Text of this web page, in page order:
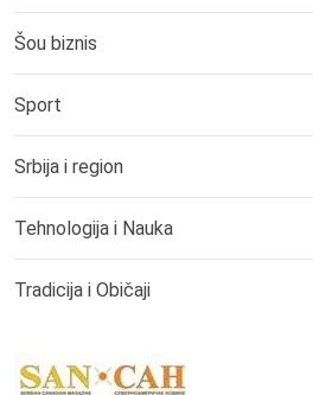
Šou biznis
Sport
Srbija i region
Tehnologija i Nauka
Tradicija i Običaji